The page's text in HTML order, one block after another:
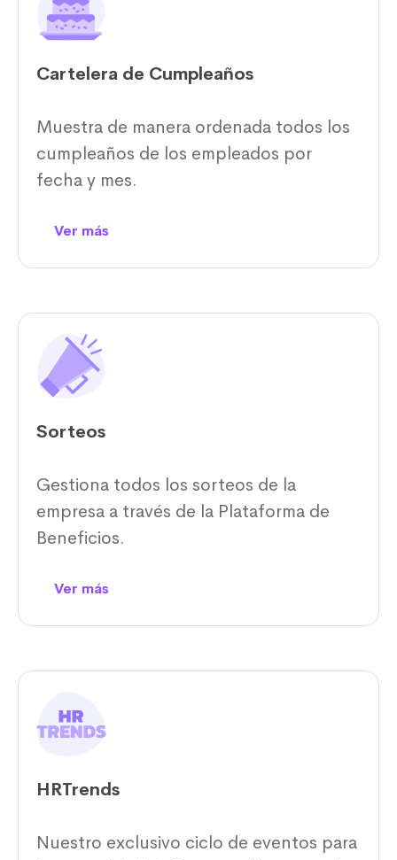
Cartelera de Cumpleaños
Muestra de manera ordenada todos los
cumpleaños de los empleados por
fecha y mes.
Ver más
Sorteos
Gestiona todos los sorteos de la
empresa a través de la Plataforma de
Beneficios.
Ver más
HRTrends
Nuestro exclusivo ciclo de eventos para